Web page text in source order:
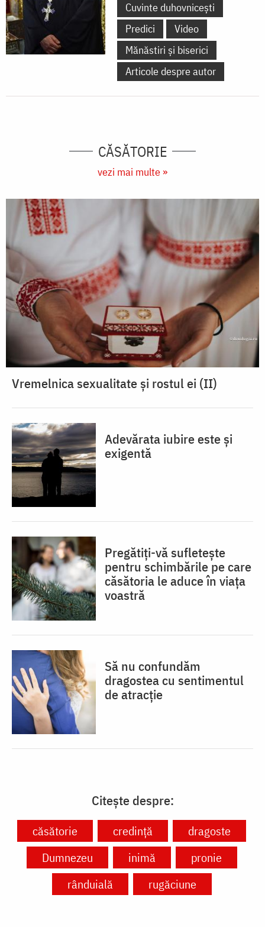
Cuvinte duhovnicești
Predici
Video
Mănăstiri și biserici
Articole despre autor
CĂSĂTORIE
vezi mai multe »
Vremelnica sexualitate și rostul ei (II)
Adevărata iubire este și
exigentă
Pregătiți-vă sufletește
pentru schimbările pe care
căsătoria le aduce în viața
voastră
Să nu confundăm
dragostea cu sentimentul
de atracție
Citește despre:
căsătorie credință
dragoste
Dumnezeu
inimă
pronie
rânduială
rugăciune